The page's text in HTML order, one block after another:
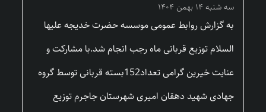
سه شنبه ۱۴ بهمن ۱۴۰۴
به گزارش روابط عمومی موسسه حضرت خدیجه علیها
السلام توزیع قربانی ماه رجب انجام شد.با مشارکت و
عنایت خیرین گرامی تعداد152بسته قربانی توسط گروه
جهادی شهید دهقان امیری شهرستان جاجرم توزیع